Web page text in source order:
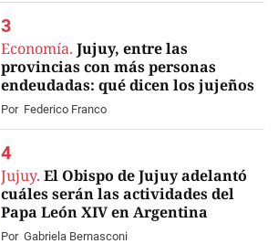
Economía. Jujuy, entre las
provincias con más personas
endeudadas: qué dicen los jujeños
Por Federico Franco
Jujuy. El Obispo de Jujuy adelantó
cuáles serán las actividades del
Papa León XIV en Argentina
Por Gabriela Bernasconi